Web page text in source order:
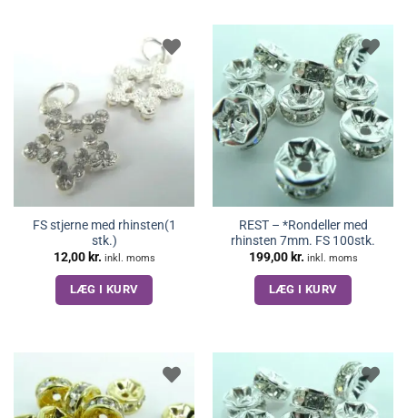
FS stjerne med rhinsten(1
stk.)
12,00 kr. inkl. moms
LÆG I KURV
REST – *Rondeller med
rhinsten 7mm. FS 100stk.
199,00 kr. inkl. moms
LÆG I KURV